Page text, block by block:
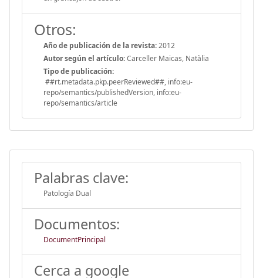
Otros:
Año de publicación de la revista:2012
Autor según el artículo:Carceller Maicas, Natàlia
Tipo de publicación:
##rt.metadata.pkp.peerReviewed##, info:eu-
repo/semantics/publishedVersion, info:eu-
repo/semantics/article
Palabras clave:
Patología Dual
Documentos:
DocumentPrincipal
Cerca a google